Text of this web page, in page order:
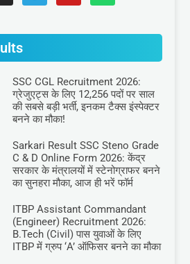
SSC CGL Recruitment 2026:
ग्रेजुएट्स के लिए 12,256 पदों पर साल
की सबसे बड़ी भर्ती, इनकम टैक्स इंस्पेक्टर
बनने का मौका!
Sarkari Result SSC Steno Grade
C & D Online Form 2026: केंद्र
सरकार के मंत्रालयों में स्टेनोग्राफर बनने
का सुनहरा मौका, आज ही भरें फॉर्म
ITBP Assistant Commandant
(Engineer) Recruitment 2026:
B.Tech (Civil) पास युवाओं के लिए
ITBP में ग्रुप ‘A’ ऑफिसर बनने का मौका